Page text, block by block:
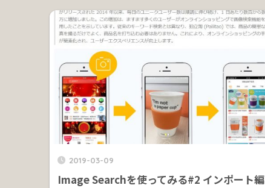
2019-03-09
Image Searchを使ってみる#2 インポート編